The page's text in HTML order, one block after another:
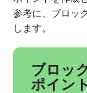
参考に、ブロッ
します。
ブロッ
ポイン